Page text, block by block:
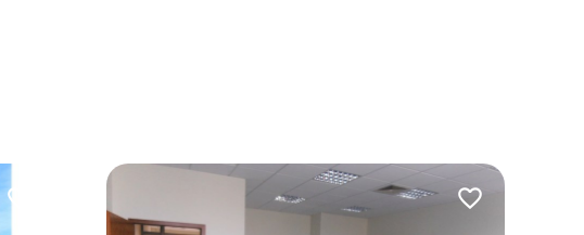
Dodaj do ulubionych Dodaj do